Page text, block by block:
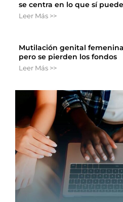
se centra en lo que sí puede
Leer Más >>
Mutilación genital
pero se pierden los fondos
Leer Más >>